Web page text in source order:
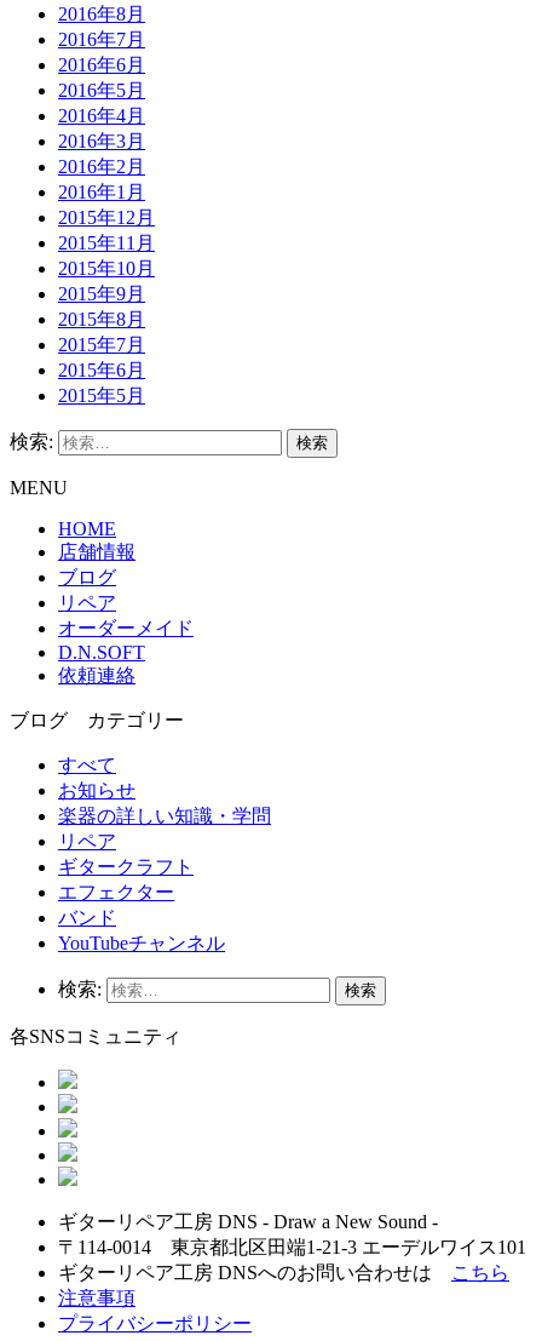
2016年8月
2016年7月
2016年6月
2016年5月
2016年4月
2016年3月
2016年2月
2016年1月
2015年12月
2015年11月
2015年10月
2015年9月
2015年8月
2015年7月
2015年6月
2015年5月
検索:
MENU
HOME
店舗情報
ブログ
リペア
オーダーメイド
D.N.SOFT
依頼連絡
ブログ カテゴリー
すべて
お知らせ
楽器の詳しい知識・学問
リペア
ギタークラフト
エフェクター
バンド
YouTubeチャンネル
検索:
各SNSコミュニティ
ギターリペア工房 DNS - Draw a New Sound -
〒114-0014 東京都北区田端1-21-3 エーデルワイス101
ギターリペア工房 DNSへのお問い合わせは
こちら
注意事項
プライバシーポリシー